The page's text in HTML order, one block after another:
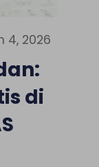
4, 2026
di